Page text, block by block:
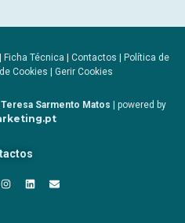
| Ficha Técnica | Contactos | Política de
Cookies | Gerir Cookies
Teresa Sarmento Matos | powered by